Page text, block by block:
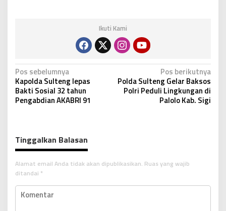
Ikuti Kami
N
a
v
a
s
i
p
o
Pos sebelumnya
Kapolda Sulteng lepas
Bakti Sosial 32 tahun
Pengabdian AKABRI 91
Pos berikutnya
Polda Sulteng Gelar Baksos
Polri Peduli Lingkungan di
Palolo Kab. Sigi
Tinggalkan Balasan
Alamat email Anda tidak akan dipublikasikan. Ruas yang wajib
ditandai *